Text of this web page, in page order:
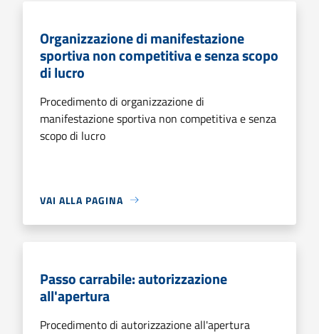
Organizzazione di manifestazione
sportiva non competitiva e senza scopo
di lucro
Procedimento di organizzazione di
manifestazione sportiva non competitiva e senza
scopo di lucro
VAI ALLA PAGINA
Passo carrabile: autorizzazione
all'apertura
Procedimento di autorizzazione all'apertura